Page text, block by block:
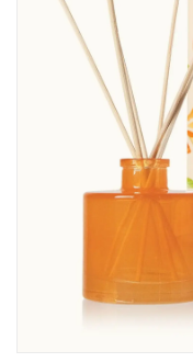
Accessoire Mode